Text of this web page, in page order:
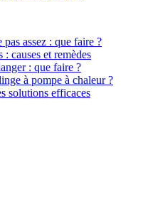
assez : que faire ?
causes et remèdes
: que faire ?
à pompe à chaleur ?
solutions efficaces